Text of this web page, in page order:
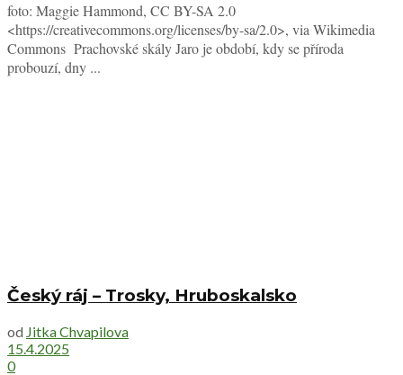
foto: Maggie Hammond, CC BY-SA 2.0
<https://creativecommons.org/licenses/by-sa/2.0>, via Wikimedia
Commons Prachovské skály Jaro je období, kdy se příroda
probouzí, dny ...
Český ráj – Trosky, Hruboskalsko
od Jitka Chvapilova
15.4.2025
0